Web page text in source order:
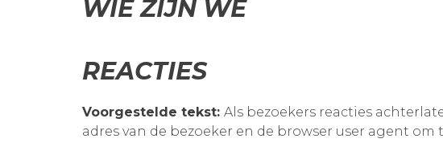
WIE ZIJN WE
REACTIES
Voorgestelde tekst: Als bezoekers reacties
adres van de bezoeker en de browser user agent